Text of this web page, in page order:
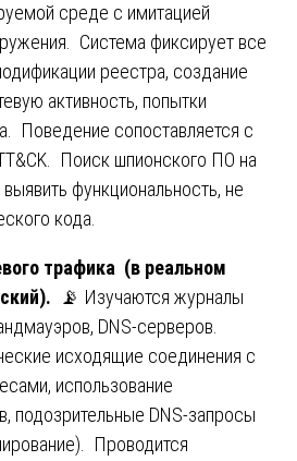
среде с имитацией
Система фиксирует все
реестра, создание
активность, попытки
Поведение сопоставляется с
Поиск шпионского ПО на
функциональность, не
кода.
трафика (в реальном
📡 Изучаются журналы
DNS-серверов.
исходящие соединения с
использование
подозрительные DNS-запросы
Проводится